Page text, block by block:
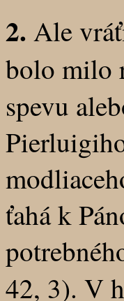
2. Ale
bolo milo
spevu
ťahá k
42, 3). V